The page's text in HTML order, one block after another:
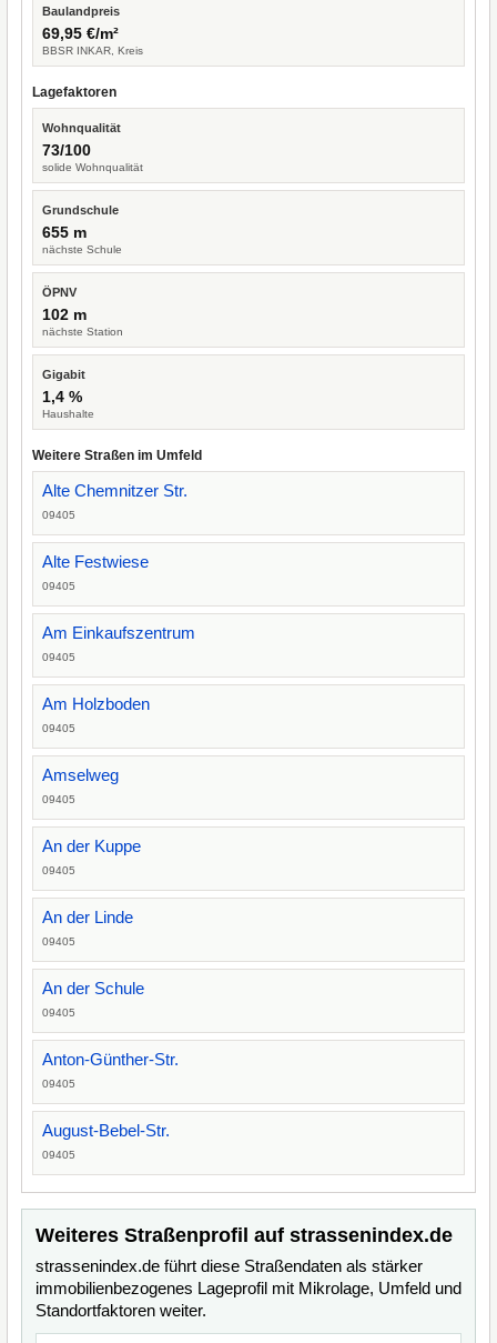
Baulandpreis
69,95 €/m²
BBSR INKAR, Kreis
Lagefaktoren
Wohnqualität
73/100
solide Wohnqualität
Grundschule
655 m
nächste Schule
ÖPNV
102 m
nächste Station
Gigabit
1,4 %
Haushalte
Weitere Straßen im Umfeld
Alte Chemnitzer Str.
09405
Alte Festwiese
09405
Am Einkaufszentrum
09405
Am Holzboden
09405
Amselweg
09405
An der Kuppe
09405
An der Linde
09405
An der Schule
09405
Anton-Günther-Str.
09405
August-Bebel-Str.
09405
Weiteres Straßenprofil auf strassenindex.de
strassenindex.de führt diese Straßendaten als stärker
immobilienbezogenes Lageprofil mit Mikrolage, Umfeld und
Standortfaktoren weiter.